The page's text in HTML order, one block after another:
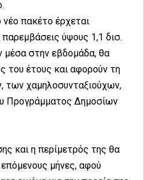
πακέτο έρχεται
ύψους 1,1 δισ.
μέσα στην εβδομάδα, θα
του έτους και αφορούν τη
των χαμηλοσυνταξιούχων,
Προγράμματος Δημοσίων
και η περίμετρός της θα
μήνες, αφού